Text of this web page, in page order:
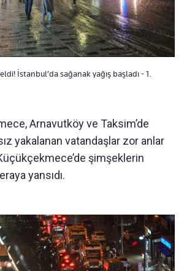
İstanbul’da sağanak yağış başladı - 1.
Arnavutköy ve Taksim’de
yakalanan vatandaşlar zor anlar
şimşeklerin
yansıdı.